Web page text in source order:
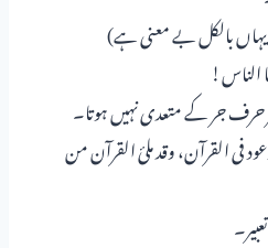
بالکل بے معنی ہے)
حرف جر کے متعدی نہیں ہوتا۔
فی القرآن، وقد ملیٔ القرآن من